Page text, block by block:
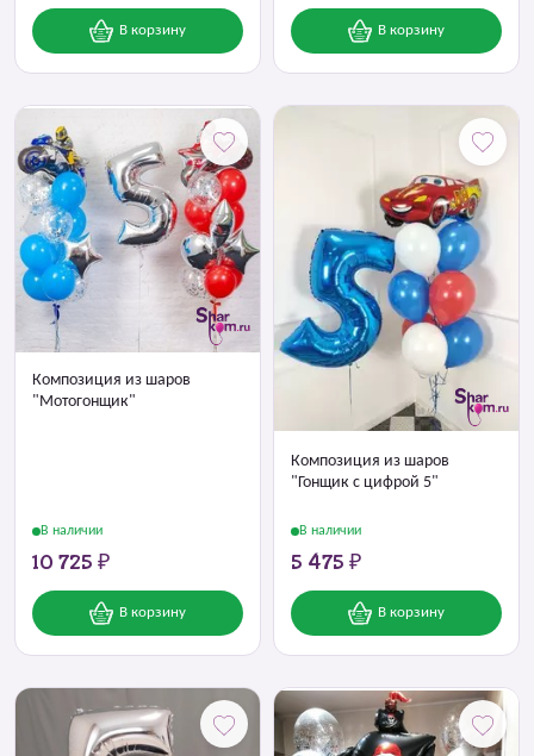
В корзину В корзину
Композиция из шаров
"Мотогонщик"
В наличии
10 725 ₽
В корзину
Композиция из шаров
"Гонщик с цифрой 5"
В наличии
5 475 ₽
В корзину